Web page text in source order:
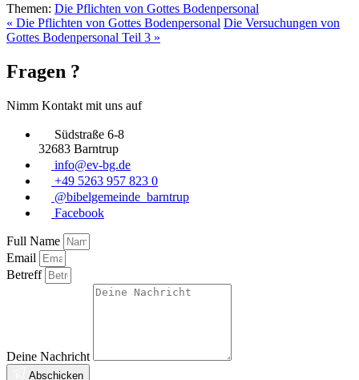
Themen: Die Pflichten von Gottes Bodenpersonal
« Die Pflichten von Gottes Bodenpersonal Die Versuchungen von
Gottes Bodenpersonal Teil 3 »
Fragen ?
Nimm Kontakt mit uns auf
Südstraße 6-8
32683 Barntrup
info@ev-bg.de
+49 5263 957 823 0
@bibelgemeinde_barntrup
Facebook
Full Name
Email
Betreff
Deine Nachricht
Abschicken